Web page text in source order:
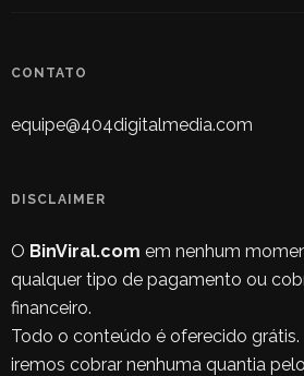
CONTATO
equipe@404digitalmedia.com
DISCLAIMER
O BinViral.com em nenhum
qualquer tipo de pagamento ou
financeiro.
Todo o conteúdo é oferecido
iremos cobrar nenhuma quantia